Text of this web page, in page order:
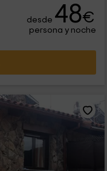
desde 48€
persona y noche